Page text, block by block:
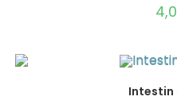
Intestin